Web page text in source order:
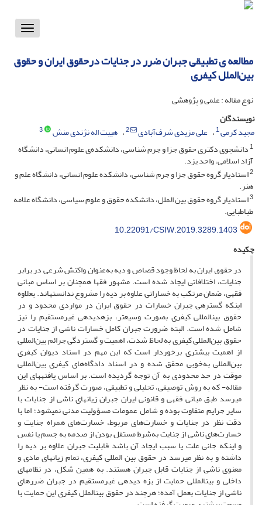
Toggle
مطالعه ی تطبیقی جبران ضرر در جنایات درحقوق ایران و حقوق
بین‌الملل کیفری
نوع مقاله : علمی و پژوهشی
نویسندگان
مجید کرمی1 علی مزیدی شرف‌آبادی 2 هیبت اله نژندی منش
3
1دانشجوی دکتری حقوق جزا و جرم شناسی، دانشکده‌ی علوم انسانی، دانشگاه
آزاد اسلامی، واحد یزد.
2استادیار گروه حقوق جزا و جرم شناسی، دانشکده علوم انسانی، دانشگاه علم و
هنر.
3استادیار گروه حقوق بین الملل، دانشکده حقوق و علوم سیاسی، دانشگاه علامه
طباطبایی.
10.22091/CSIW.2019.3289.1403
چکیده
در حقوق ایران به لحاظ وجود قصاص و دیه به‌عنوان واکنش شرعی در برابر
جنایات، اختلافاتی ایجاد شده است. مشهور فقها همچنان بر اساس مبانی
فقهی، ضمان مرتکب به خساراتی علاوه بر دیه را مشروع ندانسته­اند. بعلاوه
اینکه گستره­ی جبران خسارات در حقوق ایران در مواردی محدود و در
حقوق بین­المللی کیفری بصورت وسیع­تر، بزه­دیده­ی غیرمستقیم را نیز
شامل شده است. البته ضرورت جبران کامل خسارات ناشی از جنایات در
حقوق بین‌المللی کیفری به لحاظ شدت، اهمیت و گستردگی جرائم بین‌المللی
از اهمیت بیشتری برخوردار است که این مهم در اسناد دیوان کیفری
بین‌المللی به‌خوبی محقق شده و در اسناد دادگاه‌های کیفری بین‌المللی
موقت در حد محدودی به آن توجه گردیده است. بر اساس یافته­های این
مقاله- که به روش توصیفی، تحلیلی و تطبیقی، صورت گرفته است- به نظر
می­رسد طبق مبانی فقهی و قانونی ایران جبران زیان­های ناشی از جنایات با
سایر جرایم متفاوت بوده و شامل عمومات ﻣﺴﺆﻭﻟﯿﺖ مدنی نمی­شود؛ اما با
دقت نظر در جنایات و خسارت‌های مربوط، خسارت‌های همراه جنایت و
خسارت‌های ناشی از جنایت به‌شرط مستقل بودن از صدمه به جسم یا نفس
و اینکه جانی علت یا سبب ایجاد آن باشد قابلیت جبران علاوه بر دیه را
داشته و به نظر می­رسد در حقوق بین المللی کیفری، تمام زیان­های مادی و
معنوی ناشی از جنایات قابل جبران هستند. به همین شکل، در نظام­های
داخلی و بین­المللی حمایت از بزه دیده­ی غیرمستقیم در جبران ضررهای
ناشی از جنایات بعمل آمده؛ هرچند در حقوق بین­الملل کیفری این حمایت با